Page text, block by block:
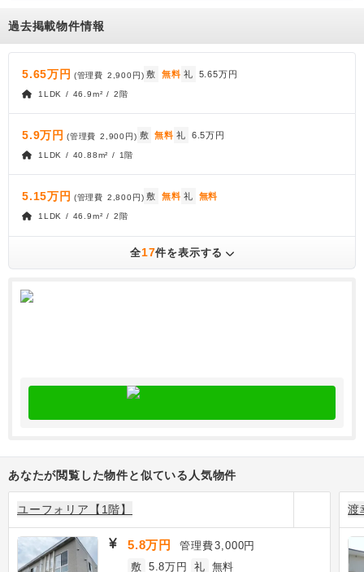
過去掲載物件情報
5.65万円 (管理費 2,900円) 敷 無料 礼 5.65万円
1LDK / 46.9m² / 2階
5.9万円 (管理費 2,900円) 敷 無料 礼 6.5万円
1LDK / 40.88m² / 1階
5.15万円 (管理費 2,800円) 敷 無料 礼 無料
1LDK / 46.9m² / 2階
全17件を表示する
あなたが閲覧した物件と似ている人気物件
ユーフォリア【1階】
5.8万円 管理費3,000円
敷 5.8万円 礼 無料
渡